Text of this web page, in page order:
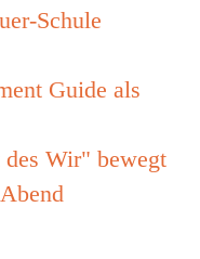
Schule
Guide als
Wir" bewegt